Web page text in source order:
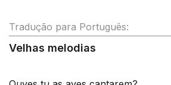
Tradução para Português:
Velhas melodias